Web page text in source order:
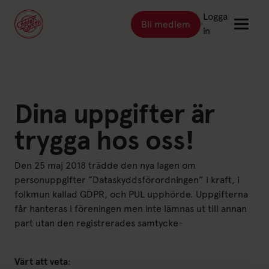
Länk till: Bli medlem
Bli medlem
Logga
in
Länk till: Träningsställen
Träningsställen
Länk till: Priser
Priser
Länk till: Event & kurser
Event & kurser
Länk till: Inspiration
Inspiration
Länk till: Schema
Schema
Dina uppgifter är
trygga hos oss!
Den 25 maj 2018 trädde den nya lagen om
personuppgifter ”Dataskyddsförordningen” i kraft, i
folkmun kallad GDPR, och PUL upphörde. Uppgifterna
får hanteras i föreningen men inte lämnas ut till annan
part utan den registrerades samtycke-
Värt att veta: